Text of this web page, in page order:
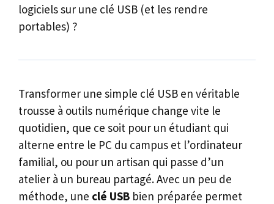
logiciels sur une clé USB (et les rendre
portables) ?
Transformer une simple clé USB en véritable
trousse à outils numérique change vite le
quotidien, que ce soit pour un étudiant qui
alterne entre le PC du campus et l’ordinateur
familial, ou pour un artisan qui passe d’un
atelier à un bureau partagé. Avec un peu de
méthode, une clé USB bien préparée permet